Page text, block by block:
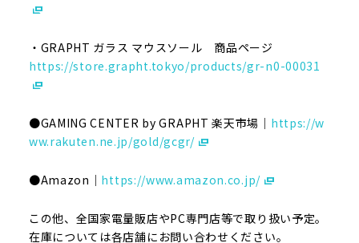
・GRAPHT ガラス マウスソール 商品ページ
https://store.grapht.tokyo/products/gr-n0-00031
●GAMING CENTER by GRAPHT 楽天市場｜ https://w
ww.rakuten.ne.jp/gold/gcgr/
●Amazon｜ https://www.amazon.co.jp/
この他、全国家電量販店やPC専門店等で取り扱い予定。
在庫については各店舗にお問い合わせください。